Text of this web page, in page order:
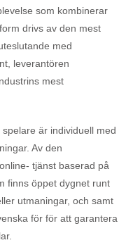
som kombinerar
drivs av den mest
med
leverantören
mest
är individuell med
Av den
tjänst baserad på
finns öppet dygnet runt
utmaningar, och samt
för för att garantera